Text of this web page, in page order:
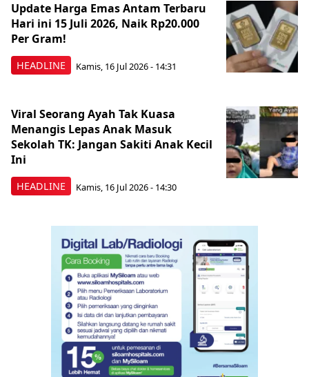
HEADLINE
Update Harga Emas Antam Terbaru
Hari ini 15 Juli 2026, Naik Rp20.000
Per Gram!
Kamis, 16 Jul 2026 - 14:31
HEADLINE
Viral Seorang Ayah Tak Kuasa
Menangis Lepas Anak Masuk
Sekolah TK: Jangan Sakiti Anak Kecil
Ini
Kamis, 16 Jul 2026 - 14:30